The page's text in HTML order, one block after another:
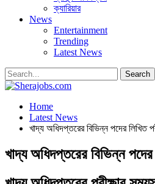
ক্যারিয়ার
News
Entertainment
Trending
Latest News
Home
Latest News
খাদ্য অধিদপ্তরের বিভিন্ন পদের লিখিত
খাদ্য অধিদপ্তরের বিভিন্ন